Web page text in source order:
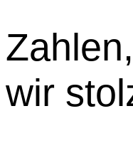
Zahlen,
wir